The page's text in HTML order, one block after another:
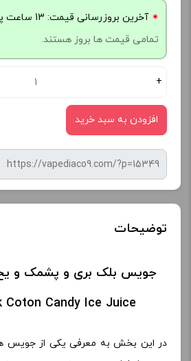
آخرین بروزرسانی قیمت: 13 ساعت پیش
تمامی قیمت ها بروز هستند.
+
افزودن به سبد خرید
توضیحات
Coton Candy Ice Juice